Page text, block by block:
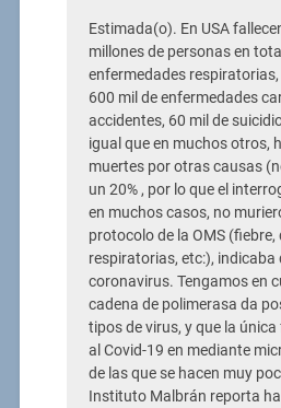
Estimada(o). En USA
millones de personas en
enfermedades respiratorias,
600 mil de enfermedades
accidentes, 60 mil de
igual que en muchos otros,
muertes por otras causas
un 20% , por lo que el
en muchos casos, no
protocolo de la OMS
respiratorias, etc:), indicaba
coronavirus. Tengamos en
cadena de polimerasa da
tipos de virus, y que la
al Covid-19 en mediante
de las que se hacen muy
Instituto Malbrán reporta